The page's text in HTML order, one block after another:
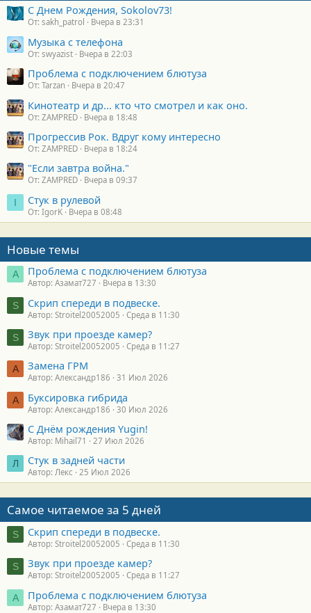
С Днем Рождения, Sokolov73!
От: sakh_patrol Вчера в 23:31
Музыка с телефона
От: swyazist Вчера в 22:03
Проблема с подключением блютуза
От: Tarzan Вчера в 20:47
Кинотеатр и др... кто что смотрел и как оно.
От: ZAMPRED Вчера в 18:48
Прогрессив Рок. Вдруг кому интересно
От: ZAMPRED Вчера в 18:24
"Если завтра война."
От: ZAMPRED Вчера в 09:37
I Стук в рулевой
От: IgorK Вчера в 08:48
Новые темы
А Проблема с подключением блютуза
Автор: Азамат727 Вчера в 13:30
S Скрип спереди в подвеске.
Автор: Stroitel20052005 Среда в 11:30
S Звук при проезде камер?
Автор: Stroitel20052005 Среда в 11:27
А Замена ГРМ
Автор: Александр186 31 Июл 2026
А Буксировка гибрида
Автор: Александр186 30 Июл 2026
С Днём рождения Yugin!
Автор: Mihail71 27 Июл 2026
Л Стук в задней части
Автор: Лекс 25 Июл 2026
Самое читаемое за 5 дней
S Скрип спереди в подвеске.
Автор: Stroitel20052005 Среда в 11:30
S Звук при проезде камер?
Автор: Stroitel20052005 Среда в 11:27
А Проблема с подключением блютуза
Автор: Азамат727 Вчера в 13:30